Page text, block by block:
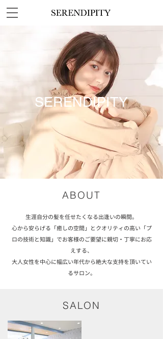
SERENDIPITY
ABOUT
生涯自分の髪を任せたくなる出逢いの瞬間。
心から安らげる「癒しの空間」とクオリティの高い「プ
ロの技術と知識」でお客様のご要望に親切・丁寧にお応
えする、
​大人女性を中心に幅広い年代から絶大な支持を頂いてい
るサロン。
SALON